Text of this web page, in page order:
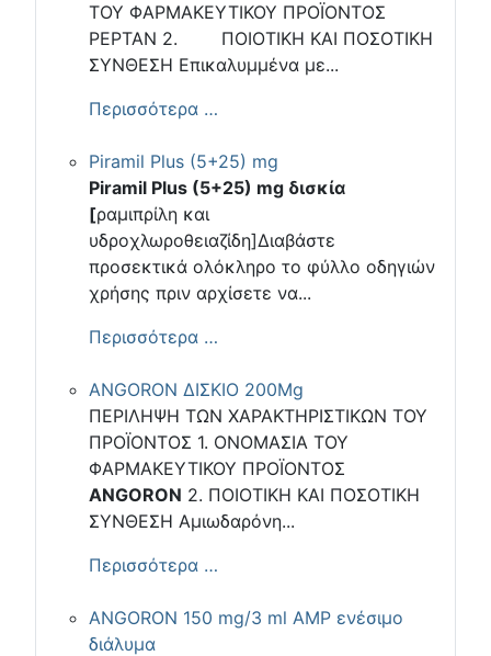
ΤΟΥ ΦΑΡΜΑΚΕΥΤΙΚΟΥ ΠΡΟΪΟΝΤΟΣ
PEPTAN 2. ΠΟΙΟΤΙΚΗ ΚΑΙ ΠΟΣΟΤΙΚΗ
ΣΥΝΘΕΣΗ Επικαλυμμένα με...
Περισσότερα …
Piramil Plus (5+25) mg
Piramil Plus (5+25) mg δισκία
[ραμιπρίλη και
υδροχλωροθειαζίδη]Διαβάστε
προσεκτικά ολόκληρο το φύλλο οδηγιών
χρήσης πριν αρχίσετε να...
Περισσότερα …
ANGORON ΔΙΣΚΙΟ 200Mg
ΠΕΡΙΛΗΨΗ ΤΩΝ ΧΑΡΑΚΤΗΡΙΣΤΙΚΩΝ ΤΟΥ
ΠΡΟΪΟΝΤΟΣ 1. ΟΝΟΜΑΣΙΑ ΤΟΥ
ΦΑΡΜΑΚΕΥΤΙΚΟΥ ΠΡΟΪΟΝΤΟΣ
ANGORON 2. ΠΟΙΟΤΙΚΗ ΚΑΙ ΠΟΣΟΤΙΚΗ
ΣΥΝΘΕΣΗ Αμιωδαρόνη...
Περισσότερα …
ANGORON 150 mg/3 ml AMP ενέσιμο
διάλυμα